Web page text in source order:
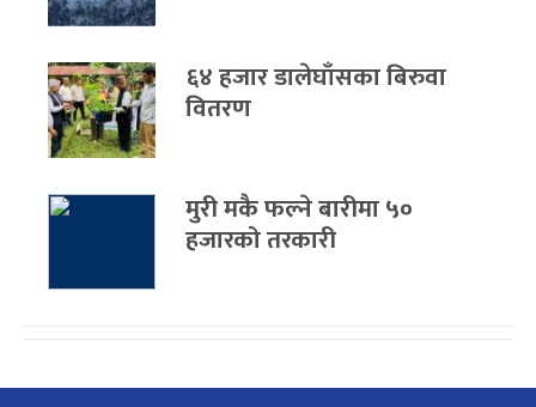
६४ हजार डालेघाँसका बिरुवा
वितरण
मुरी मकै फल्ने बारीमा ५०
हजारको तरकारी